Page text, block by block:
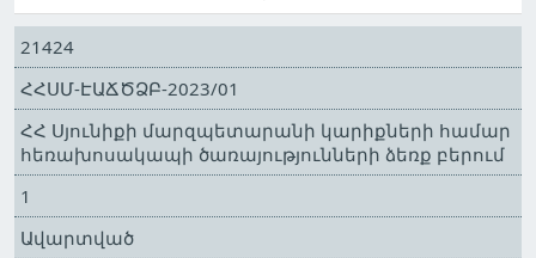
21424
ՀՀՍՄ-ԷԱՃԾՁԲ-2023/01
ՀՀ Սյունիքի մարզպետարանի կարիքների համար
հեռախոսակապի ծառայությունների ձեռք բերում
1
Ավարտված